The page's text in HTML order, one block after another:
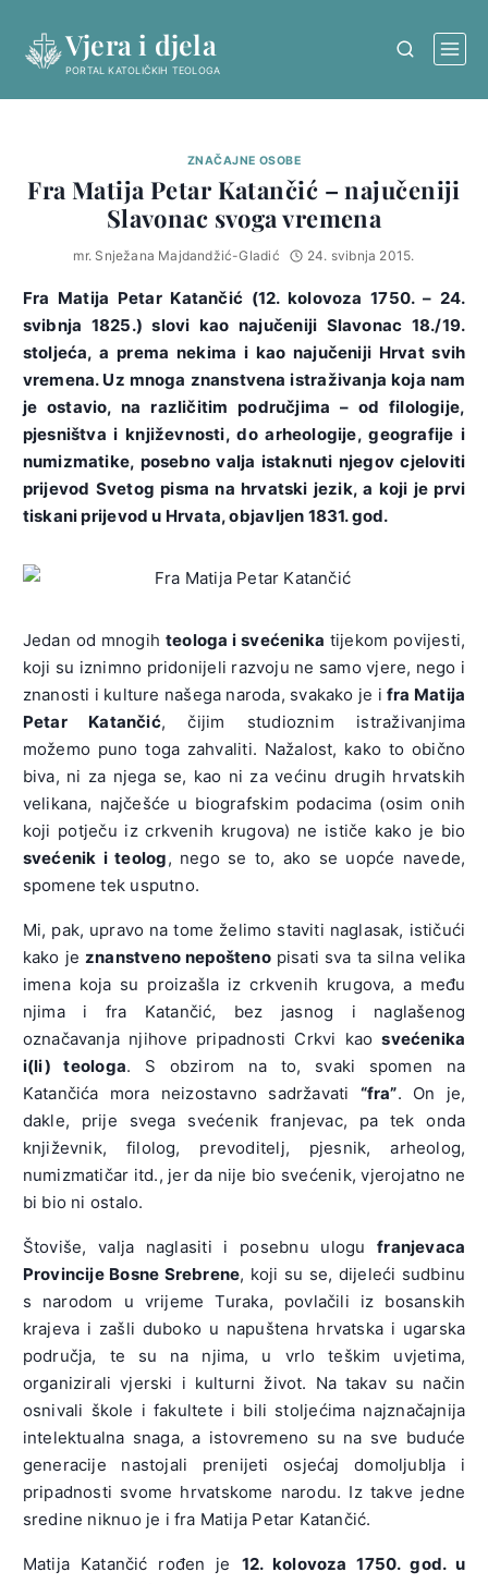
content
Vjera i djela
PORTAL KATOLIČKIH TEOLOGA
ZNAČAJNE OSOBE
Fra Matija Petar Katančić – najučeniji
Slavonac svoga vremena
mr. Snježana Majdandžić-Gladić 24. svibnja 2015.
Fra Matija Petar Katančić (12. kolovoza 1750. – 24.
svibnja 1825.) slovi kao najučeniji Slavonac 18./19.
stoljeća, a prema nekima i kao najučeniji Hrvat svih
vremena. Uz mnoga znanstvena istraživanja koja nam
je ostavio, na različitim područjima – od filologije,
pjesništva i književnosti, do arheologije, geografije i
numizmatike, posebno valja istaknuti njegov cjeloviti
prijevod Svetog pisma na hrvatski jezik, a koji je prvi
tiskani prijevod u Hrvata, objavljen 1831. god.
Jedan od mnogih teologa i svećenika tijekom povijesti,
koji su iznimno pridonijeli razvoju ne samo vjere, nego i
znanosti i kulture našega naroda, svakako je ifra Matija
Petar Katančić, čijim studioznim istraživanjima
možemo puno toga zahvaliti. Nažalost, kako to obično
biva, ni za njega se, kao ni za većinu drugih hrvatskih
velikana, najčešće u biografskim podacima (osim onih
koji potječu iz crkvenih krugova) ne ističe kako je bio
svećenik i teolog, nego se to, ako se uopće navede,
spomene tek usputno.
Mi, pak, upravo na tome želimo staviti naglasak, ističući
kako je znanstveno nepoštenopisati sva ta silna velika
imena koja su proizašla iz crkvenih krugova, a među
njima i fra Katančić, bez jasnog i naglašenog
označavanja njihove pripadnosti Crkvi kaosvećenika
i(li) teologa. S obzirom na to, svaki spomen na
Katančića mora neizostavno sadržavati “fra”. On je,
dakle, prije svega svećenik franjevac, pa tek onda
književnik, filolog, prevoditelj, pjesnik, arheolog,
numizmatičar itd., jer da nije bio svećenik, vjerojatno ne
bi bio ni ostalo.
Štoviše, valja naglasiti i posebnu ulogufranjevaca
Provincije Bosne Srebrene, koji su se, dijeleći sudbinu
s narodom u vrijeme Turaka, povlačili iz bosanskih
krajeva i zašli duboko u napuštena hrvatska i ugarska
područja, te su na njima, u vrlo teškim uvjetima,
organizirali vjerski i kulturni život. Na takav su način
osnivali škole i fakultete i bili stoljećima najznačajnija
intelektualna snaga, a istovremeno su na sve buduće
generacije nastojali prenijeti osjećaj domoljublja i
pripadnosti svome hrvatskome narodu. Iz takve jedne
sredine niknuo je i fra Matija Petar Katančić.
Matija Katančić rođen je 12. kolovoza 1750. god. u